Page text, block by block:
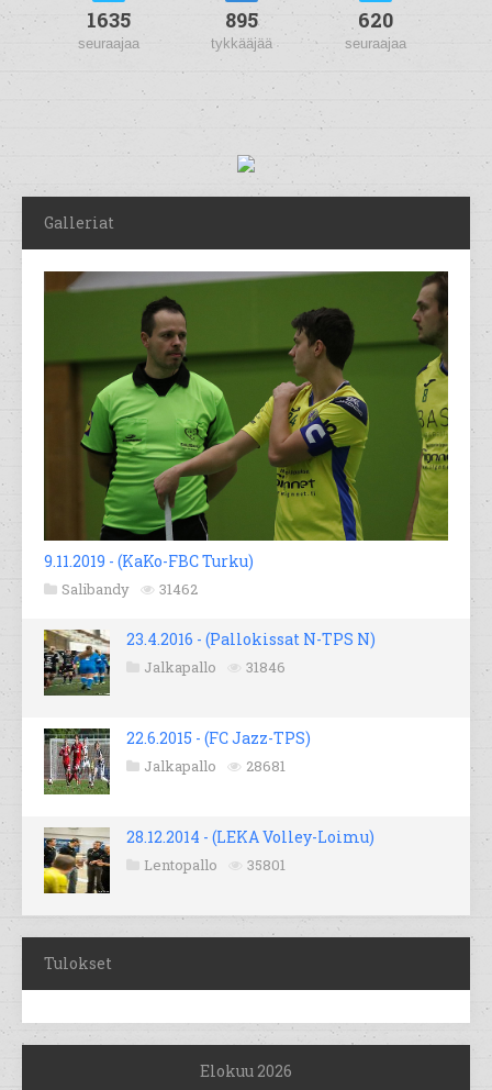
1635
seuraajaa
895
tykkääjää
620
seuraajaa
Galleriat
9.11.2019 - (KaKo-FBC Turku)
Salibandy 31462
23.4.2016 - (Pallokissat N-TPS N)
Jalkapallo 31846
22.6.2015 - (FC Jazz-TPS)
Jalkapallo 28681
28.12.2014 - (LEKA Volley-Loimu)
Lentopallo 35801
Tulokset
Elokuu 2026